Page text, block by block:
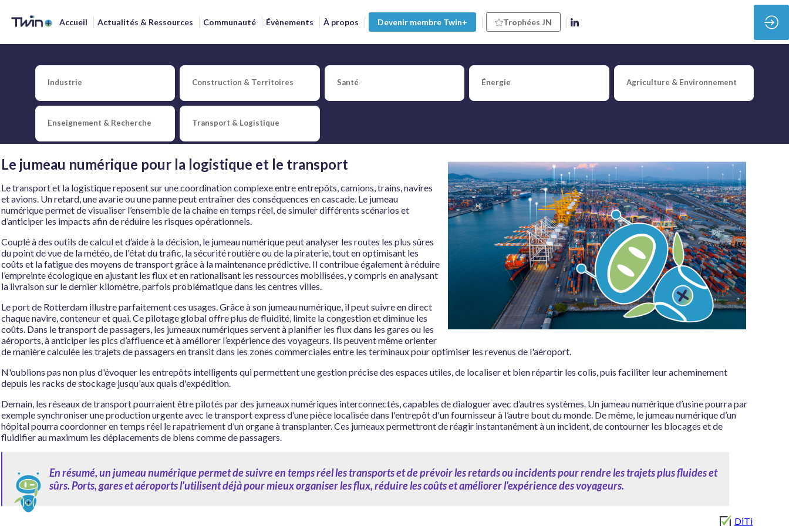
Accueil Actualités & Ressources Communauté Évènements À propos Devenir membre Twin+ Trophées JN
Publié le Redaction Twin+
Le jumeau numérique pour la logistique et le transport
Le transport et la logistique reposent sur une coordination complexe entre entrepôts, camions, trains, navires
et avions. Un retard, une avarie ou une panne peut entraîner des conséquences en cascade. Le jumeau
numérique permet de visualiser l’ensemble de la chaîne en temps réel, de simuler différents scénarios et
d’anticiper les impacts afin de réduire les risques opérationnels.
Couplé à des outils de calcul et d’aide à la décision, le jumeau numérique peut analyser les routes les plus sûres
du point de vue de la météo, de l'état du trafic, la sécurité routière ou de la piraterie, tout en optimisant les
coûts et la fatigue des moyens de transport grâce à la maintenance prédictive. Il contribue également à réduire
l’empreinte écologique en ajustant les flux et en rationalisant les ressources mobilisées, y compris en analysant
la livraison sur le dernier kilomètre, parfois problématique dans les centres villes.
Le port de Rotterdam illustre parfaitement ces usages. Grâce à son jumeau numérique, il peut suivre en direct
chaque navire, conteneur et quai. Ce pilotage global offre plus de fluidité, limite la congestion et diminue les
coûts. Dans le transport de passagers, les jumeaux numériques servent à planifier les flux dans les gares ou les
aéroports, à anticiper les pics d’affluence et à améliorer l’expérience des voyageurs. Ils peuvent même orienter
de manière calculée les trajets de passagers en transit dans les zones commerciales entre les terminaux pour optimiser les revenus de l'aéroport.
N'oublions pas non plus d'évoquer les entrepôts intelligents qui permettent une gestion précise des espaces utiles, de localiser et bien répartir les colis, puis faciliter leur acheminement
depuis les racks de stockage jusqu'aux quais d'expédition.
Demain, les réseaux de transport pourraient être pilotés par des jumeaux numériques interconnectés, capables de dialoguer avec d’autres systèmes. Un jumeau numérique d’usine pourra par
exemple synchroniser une production urgente avec le transport express d’une pièce localisée dans l'entrepôt d'un fournisseur à l’autre bout du monde. De même, le jumeau numérique d’un
hôpital pourra coordonner en temps réel le rapatriement d’un organe à transplanter. Ces jumeaux permettront de réagir instantanément à un incident, de contourner les blocages et de
fluidifier au maximum les déplacements de biens comme de passagers.
En résumé, un jumeau numérique permet de suivre en temps réel les transports et de prévoir les retards ou incidents pour rendre les trajets plus fluides et
sûrs. Ports, gares et aéroports l’utilisent déjà pour mieux organiser les flux, réduire les coûts et améliorer l’expérience des voyageurs.
DiTi
Industrie Construction & Territoires Santé Énergie Agriculture & Environnement
Enseignement & Recherche Transport & Logistique